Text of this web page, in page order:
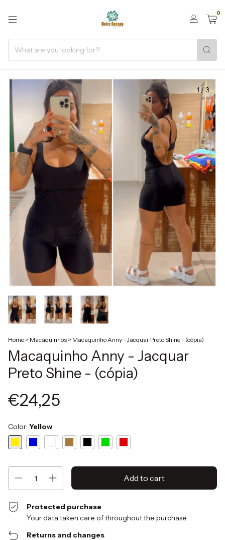
0
1 /3
Home > Macaquinhos > Macaquinho Anny - Jacquar Preto Shine - (cópia)
Macaquinho Anny - Jacquar
Preto Shine - (cópia)
€24,25
Color: Yellow
Protected purchase
Your data taken care of throughout the purchase.
Returns and changes